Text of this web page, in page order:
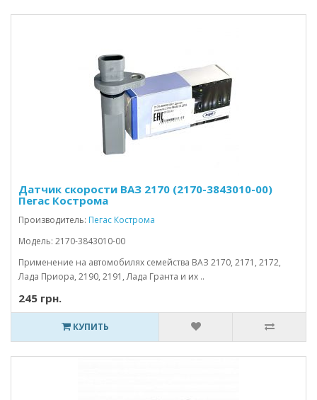
Датчик скорости ВАЗ 2170 (2170-3843010-00)
Пегас Кострома
Производитель: Пегас Кострома
Модель: 2170-3843010-00
Применение на автомобилях семейства ВАЗ 2170, 2171, 2172,
Лада Приора, 2190, 2191, Лада Гранта и их ..
245 грн.
КУПИТЬ